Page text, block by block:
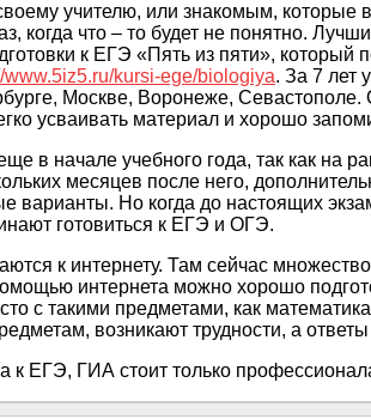
учителю, или знакомым,
когда что – то будет не понятно.
к ЕГЭ «Пять из пяти», который
www.5iz5.ru/kursi-ege/biologiya. За 7 лет
Москве, Воронеже, Севастополе.
усваивать материал и хорошо
в начале учебного года, так как на
месяцев после него,
варианты. Но когда до настоящих
готовиться к ЕГЭ и ОГЭ.
к интернету. Там сейчас
интернета можно хорошо
с такими предметами, как
возникают трудности, а
к ЕГЭ, ГИА стоит только